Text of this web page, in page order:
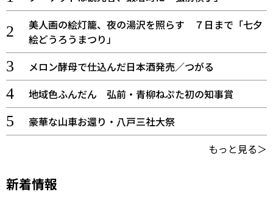
美人画の絵灯籠、夜の湯沢を照らす ７日まで「七夕
絵どうろうまつり」
メロン酵母で仕込んだ日本酒発売／つがる
地域色ふんだん 弘前・青柳ねぷた初の知事賞
豪華な山車お還り・八戸三社大祭
もっと見る＞
新着情報